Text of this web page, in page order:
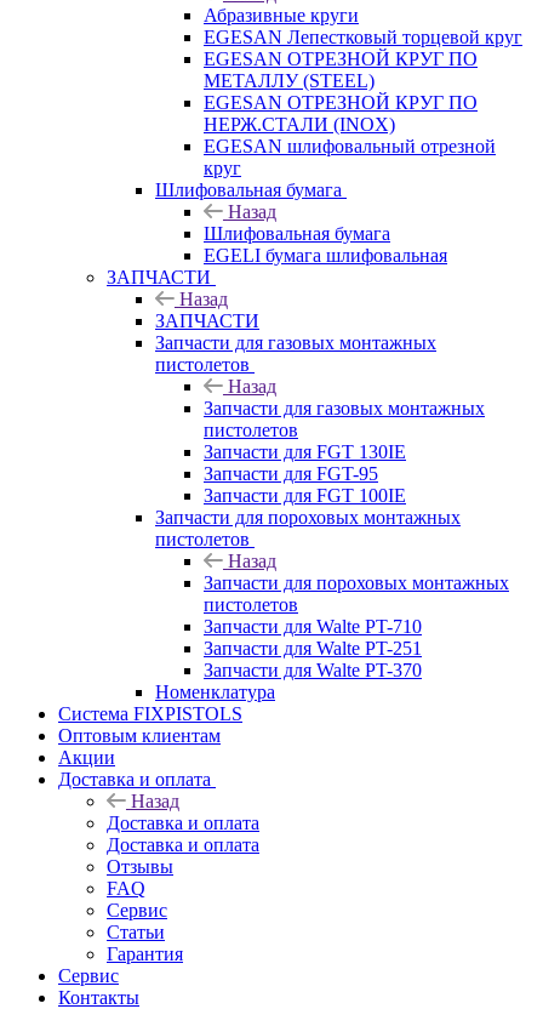
Абразивные круги
EGESAN Лепестковый торцевой круг
EGESAN ОТРЕЗНОЙ КРУГ ПО
МЕТАЛЛУ (STEEL)
EGESAN ОТРЕЗНОЙ КРУГ ПО
НЕРЖ.СТАЛИ (INOX)
EGESAN шлифовальный отрезной
круг
Шлифовальная бумага
Назад
Шлифовальная бумага
EGELI бумага шлифовальная
ЗАПЧАСТИ
Назад
ЗАПЧАСТИ
Запчасти для газовых монтажных
пистолетов
Назад
Запчасти для газовых монтажных
пистолетов
Запчасти для FGT 130IE
Запчасти для FGT-95
Запчасти для FGT 100IE
Запчасти для пороховых монтажных
пистолетов
Назад
Запчасти для пороховых монтажных
пистолетов
Запчасти для Walte PT-710
Запчасти для Walte PT-251
Запчасти для Walte PT-370
Номенклатура
Система FIXPISTOLS
Оптовым клиентам
Акции
Доставка и оплата
Назад
Доставка и оплата
Доставка и оплата
Отзывы
FAQ
Сервис
Статьи
Гарантия
Сервис
Контакты